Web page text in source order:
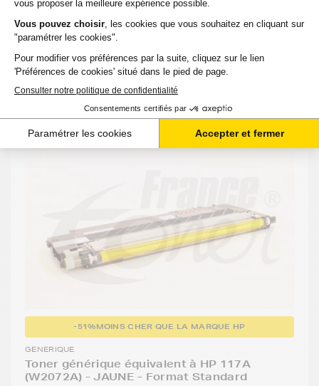
- +
Ajouter au panier
-51%MOINS CHER QUE LA MARQUE HP
GENERIQUE
Toner générique équivalent à HP 117A
(W2072A) - JAUNE - Format Standard